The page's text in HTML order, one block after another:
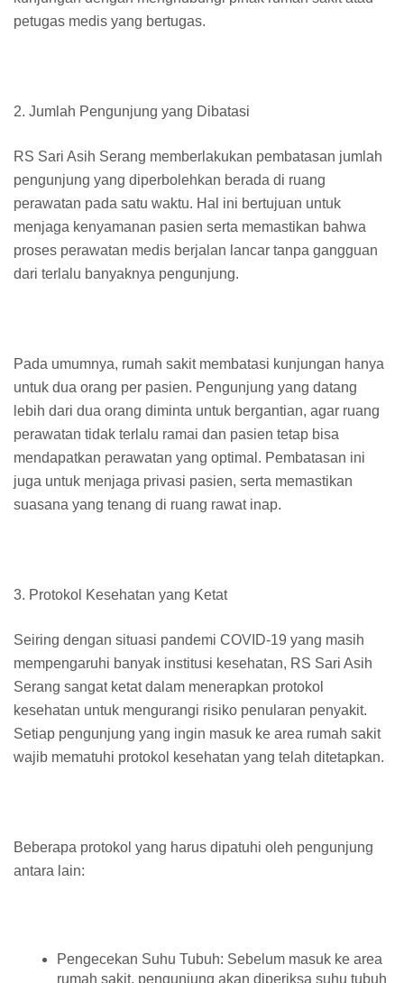
petugas medis yang bertugas.
2. Jumlah Pengunjung yang Dibatasi
RS Sari Asih Serang memberlakukan pembatasan jumlah
pengunjung yang diperbolehkan berada di ruang
perawatan pada satu waktu. Hal ini bertujuan untuk
menjaga kenyamanan pasien serta memastikan bahwa
proses perawatan medis berjalan lancar tanpa gangguan
dari terlalu banyaknya pengunjung.
Pada umumnya, rumah sakit membatasi kunjungan hanya
untuk dua orang per pasien. Pengunjung yang datang
lebih dari dua orang diminta untuk bergantian, agar ruang
perawatan tidak terlalu ramai dan pasien tetap bisa
mendapatkan perawatan yang optimal. Pembatasan ini
juga untuk menjaga privasi pasien, serta memastikan
suasana yang tenang di ruang rawat inap.
3. Protokol Kesehatan yang Ketat
Seiring dengan situasi pandemi COVID-19 yang masih
mempengaruhi banyak institusi kesehatan, RS Sari Asih
Serang sangat ketat dalam menerapkan protokol
kesehatan untuk mengurangi risiko penularan penyakit.
Setiap pengunjung yang ingin masuk ke area rumah sakit
wajib mematuhi protokol kesehatan yang telah ditetapkan.
Beberapa protokol yang harus dipatuhi oleh pengunjung
antara lain:
Pengecekan Suhu Tubuh: Sebelum masuk ke area
rumah sakit, pengunjung akan diperiksa suhu tubuh